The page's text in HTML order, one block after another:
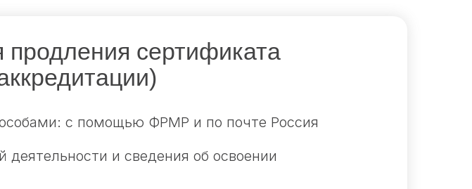
сертификата
с помощью ФРМР и по почте Россия
деятельности и сведения об освоении